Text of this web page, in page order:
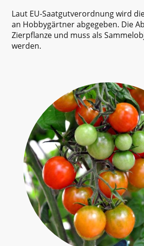
Laut EU-Saatgutverordnung wird
an Hobbygärtner abgegeben. Die
Zierpflanze und muss als
werden.